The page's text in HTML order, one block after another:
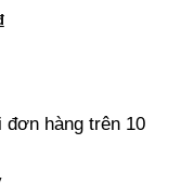
Giá
1,550,000₫.
hàng trên 10